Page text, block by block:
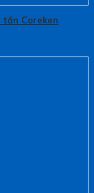
tần Coreken